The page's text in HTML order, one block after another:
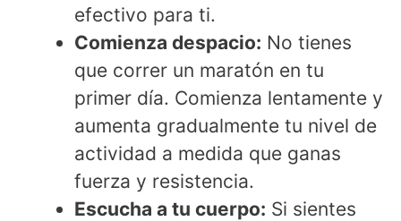
efectivo para ti.
Comienza despacio: No tienes
que correr un maratón en tu
primer día. Comienza lentamente y
aumenta gradualmente tu nivel de
actividad a medida que ganas
fuerza y resistencia.
Escucha a tu cuerpo: Si sientes